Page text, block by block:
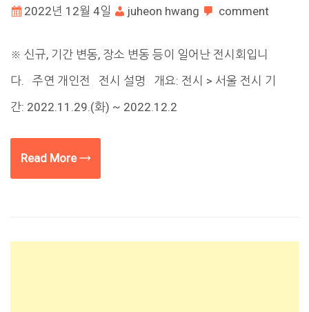
2022년 12월 4일 juheon hwang comment
※ 신규, 기간 변동, 장소 변동 등이 일어난 전시회입니
다. 주연 개인전 전시 설명 개요: 전시 > 서울 전시 기
간: 2022.11.29.(화) ~ 2022.12.2
Read More →